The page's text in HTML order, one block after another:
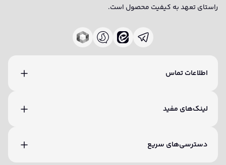
راستای تعهد به کیفیت محصول است.
اطلاعات تماس
لینک‌های مفید
دسترسی‌های سریع